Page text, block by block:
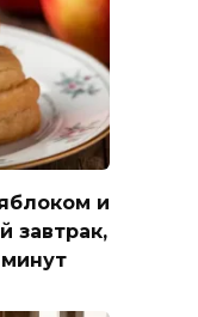
и
завтрак,